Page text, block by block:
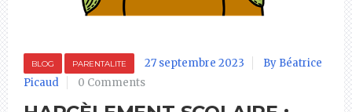
BLOG PARENTALITE 27 septembre 2023
By Béatrice
Picaud
0 Comments